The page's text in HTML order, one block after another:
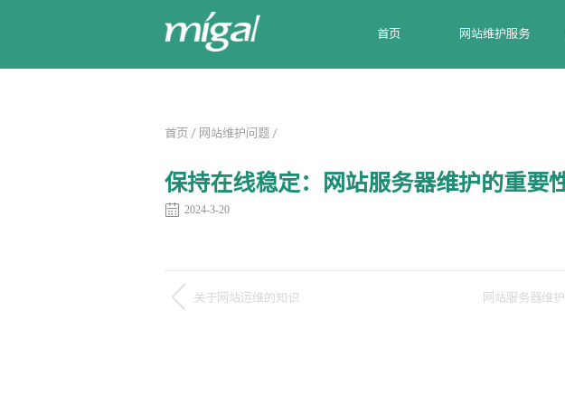
首页 网站维护服务
首页 / 网站维护问题 /
保持在线稳定：网站服务器维护的重要
2024-3-20
关于网站运维的知识